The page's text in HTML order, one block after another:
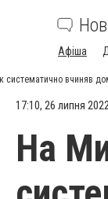
Афіша
систематично вчиняв
17:10, 26 липня
На